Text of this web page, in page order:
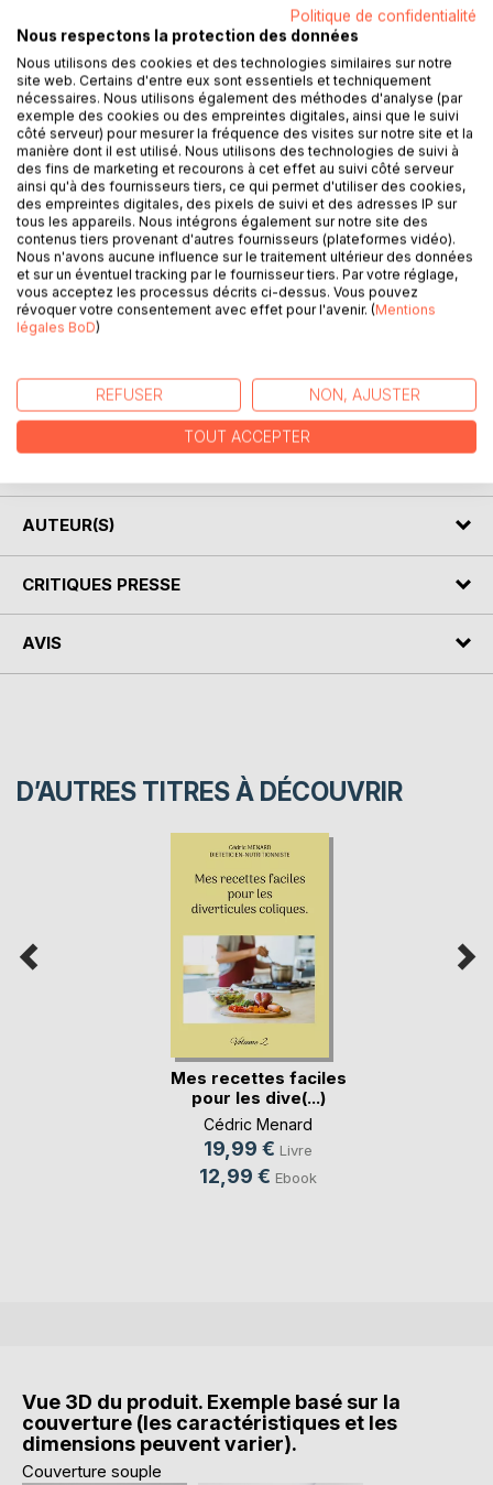
DESCRIPTION
Cet ouvrage est dédié à toutes les personnes souffrant de
gastrite, et il offre aux détenteurs des ouvrages du même
auteur : « Quelle alimentation pour la gastrite ? » et «
Recettes et menus pour la gastrite » un ouvrage
parfaitement complémentaire.
L'auteur vous propose trois mois de menus
spécifiquement adaptés à votre gastrite, tous très simples
mieux adapter votre alimentation à votre pathologie.
Un ouvrage diététique de référence pour celles et ceux qui
souhaitent soulager leur douleurs dues à leur gastrite grâce
AUTEUR(S)
CRITIQUES PRESSE
AVIS
D’AUTRES TITRES À DÉCOUVRIR
Mes recettes faciles
pour les dive(...)
Cédric Menard
19,99 € Livre
12,99 € Ebook
Vue 3D du produit. Exemple basé sur la
couverture (les caractéristiques et les
dimensions peuvent varier).
Couverture souple
Politique de confidentialité
Nous respectons la protection des données
Nous utilisons des cookies et des technologies similaires sur notre
site web. Certains d'entre eux sont essentiels et techniquement
nécessaires. Nous utilisons également des méthodes d'analyse (par
exemple des cookies ou des empreintes digitales, ainsi que le suivi
côté serveur) pour mesurer la fréquence des visites sur notre site et la
manière dont il est utilisé. Nous utilisons des technologies de suivi à
des fins de marketing et recourons à cet effet au suivi côté serveur
ainsi qu'à des fournisseurs tiers, ce qui permet d'utiliser des cookies,
des empreintes digitales, des pixels de suivi et des adresses IP sur
tous les appareils. Nous intégrons également sur notre site des
contenus tiers provenant d'autres fournisseurs (plateformes vidéo).
Nous n'avons aucune influence sur le traitement ultérieur des données
et sur un éventuel tracking par le fournisseur tiers. Par votre réglage,
vous acceptez les processus décrits ci-dessus. Vous pouvez
révoquer votre consentement avec effet pour l'avenir. (Mentions
légales BoD)
REFUSER NON, AJUSTER
TOUT ACCEPTER